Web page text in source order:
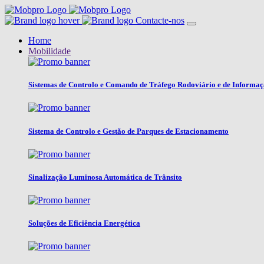
Contacte-nos
Home
Mobilidade
Sistemas de Controlo e Comando de Tráfego Rodoviário e de
Sistema de Controlo e Gestão de Parques de Estacionamento
Sinalização Luminosa Automática de Trânsito
Soluções de Eficiência Energética